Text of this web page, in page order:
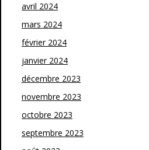
avril 2024
mars 2024
février 2024
janvier 2024
décembre 2023
novembre 2023
octobre 2023
septembre 2023